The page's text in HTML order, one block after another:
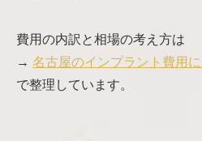
費用の内訳と相場の考え方は
→ 名古屋のインプラント費用
で整理しています。